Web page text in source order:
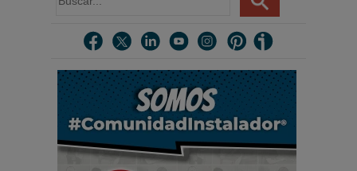
u
r
.